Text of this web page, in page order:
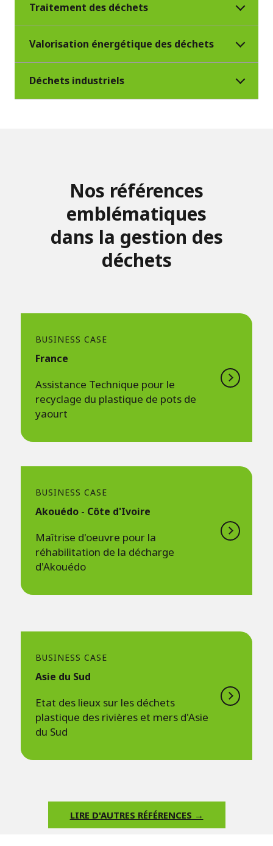
Traitement des déchets
Valorisation énergétique des déchets
Déchets industriels
Nos références
emblématiques
dans la gestion des
déchets
BUSINESS CASE
France
Assistance Technique pour le
recyclage du plastique de pots de
yaourt
BUSINESS CASE
Akouédo - Côte d'Ivoire
Maîtrise d'oeuvre pour la
réhabilitation de la décharge
d'Akouédo
BUSINESS CASE
Asie du Sud
Etat des lieux sur les déchets
plastique des rivières et mers d'Asie
du Sud
LIRE D'AUTRES RÉFÉRENCES →